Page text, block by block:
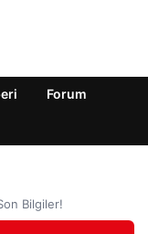
Forum
Bilgiler!